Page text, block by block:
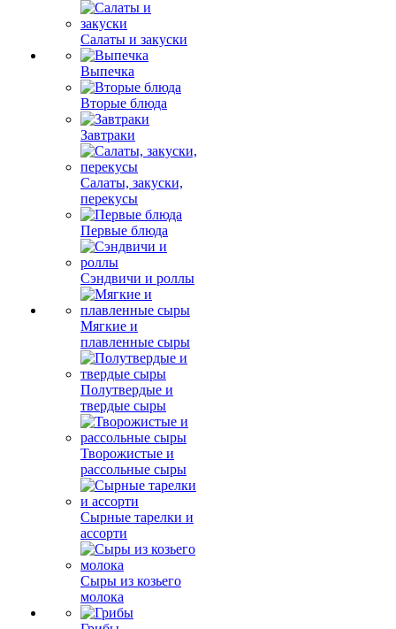
Салаты и закуски
Выпечка
Вторые блюда
Завтраки
Салаты, закуски,
перекусы
Первые блюда
Сэндвичи и роллы
Мягкие и
плавленные сыры
Полутвердые и
твердые сыры
Творожистые и
рассольные сыры
Сырные тарелки и
ассорти
Сыры из козьего
молока